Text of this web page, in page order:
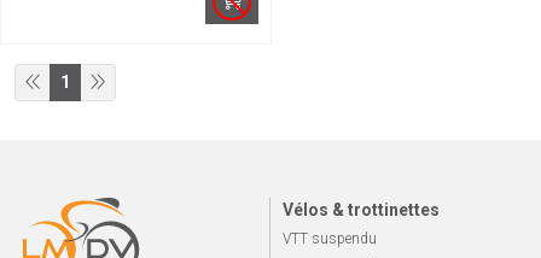
1
Vélos & trottinettes
VTT suspendu